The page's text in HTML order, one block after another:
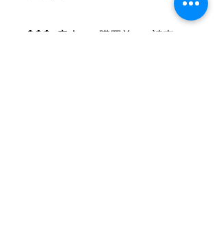
*** 客人 < 購買前 > 請查